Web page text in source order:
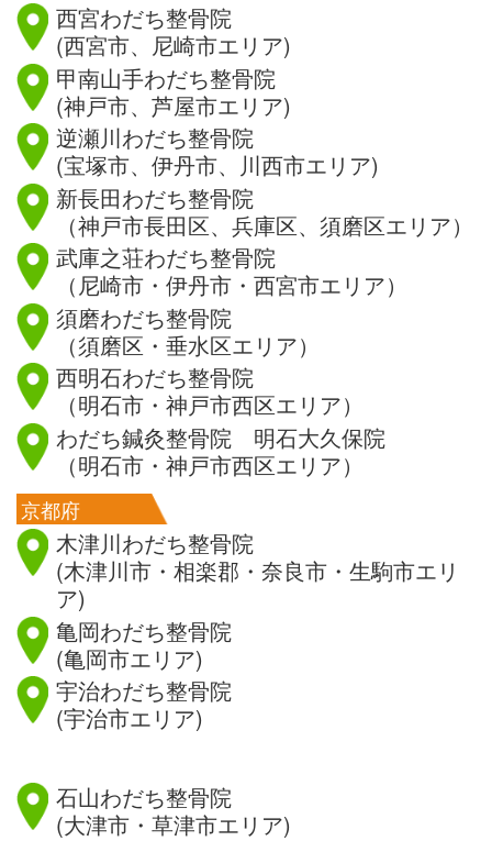
西宮わだち整骨院
(西宮市、尼崎市エリア)
甲南山手わだち整骨院
(神戸市、芦屋市エリア)
逆瀬川わだち整骨院
(宝塚市、伊丹市、川西市エリア)
新長田わだち整骨院
（神戸市長田区、兵庫区、須磨区エリア）
武庫之荘わだち整骨院
（尼崎市・伊丹市・西宮市エリア）
須磨わだち整骨院
（須磨区・垂水区エリア）
西明石わだち整骨院
（明石市・神戸市西区エリア）
わだち鍼灸整骨院 明石大久保院
（明石市・神戸市西区エリア）
京都府
木津川わだち整骨院
(木津川市・相楽郡・奈良市・生駒市エリ
ア)
亀岡わだち整骨院
(亀岡市エリア)
宇治わだち整骨院
(宇治市エリア)
石山わだち整骨院
(大津市・草津市エリア)